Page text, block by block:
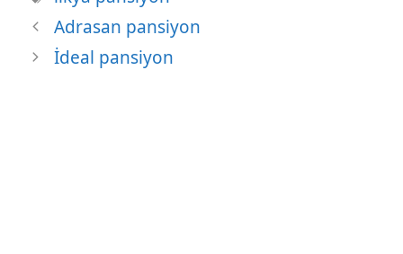
Adrasan pansiyon
İdeal pansiyon